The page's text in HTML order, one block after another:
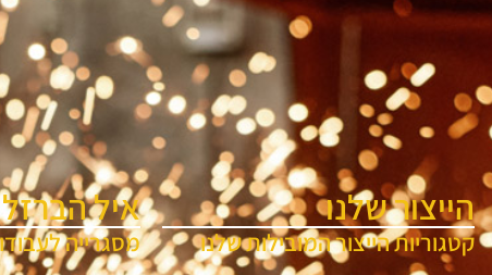
הייצור שלנו
קטגוריות הייצור המובילות שלנו
איל הברזל
מסגרייה